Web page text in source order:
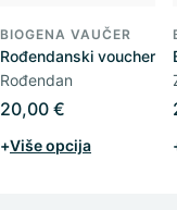
BIOGENA VAUČER
Rođendanski voucher
Rođendan
20,00 €
+Više opcija